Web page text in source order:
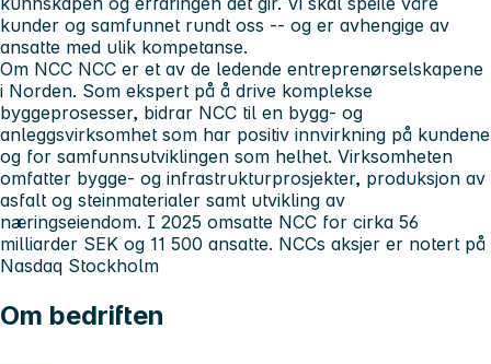
kunder og samfunnet rundt oss -- og er avhengige av
ansatte med ulik kompetanse.
Om NCC NCC er et av de ledende entreprenørselskapene
i Norden. Som ekspert på å drive komplekse
byggeprosesser, bidrar NCC til en bygg- og
anleggsvirksomhet som har positiv innvirkning på kundene
og for samfunnsutviklingen som helhet. Virksomheten
omfatter bygge- og infrastrukturprosjekter, produksjon av
asfalt og steinmaterialer samt utvikling av
næringseiendom. I 2025 omsatte NCC for cirka 56
milliarder SEK og 11 500 ansatte. NCCs aksjer er notert på
Nasdaq Stockholm
Om bedriften